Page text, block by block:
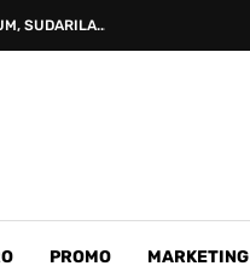
SUDARILA...
PROMO MARKETING